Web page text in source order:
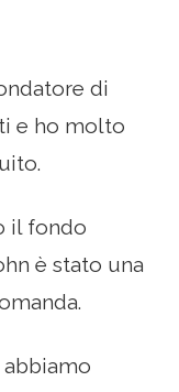
di
e ho molto
il fondo
è stato una